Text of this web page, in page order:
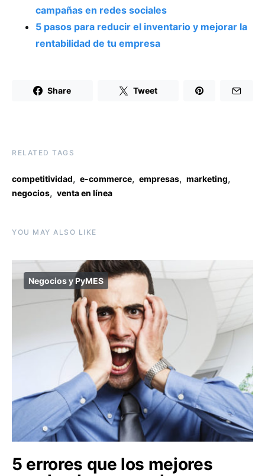
campañas en redes sociales
5 pasos para reducir el inventario y mejorar la
rentabilidad de tu empresa
Share Tweet
RELATED TAGS
competitividad, e-commerce, empresas, marketing,
negocios, venta en línea
YOU MAY ALSO LIKE
Negocios y PyMES
5 errores que los mejores